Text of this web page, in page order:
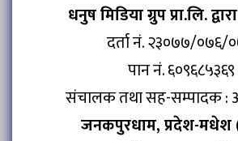
धनुष मिडिया ग्रुप प्रा.लि.
दर्ता नं. २३०७७/०७६/
पान नं. ६०९६८५३६९
संचालक तथा सह-सम्पादक
जनकपुरधाम, प्रदेश-मधेश